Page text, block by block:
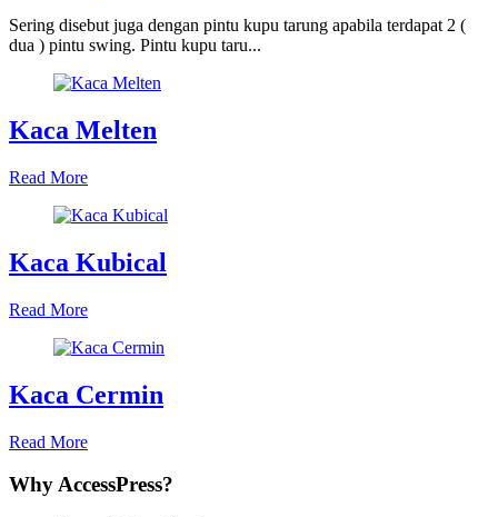
Sering disebut juga dengan pintu kupu tarung apabila terdapat 2 (
dua ) pintu swing. Pintu kupu taru...
Kaca Melten
Read More
Kaca Kubical
Read More
Kaca Cermin
Read More
Why AccessPress?